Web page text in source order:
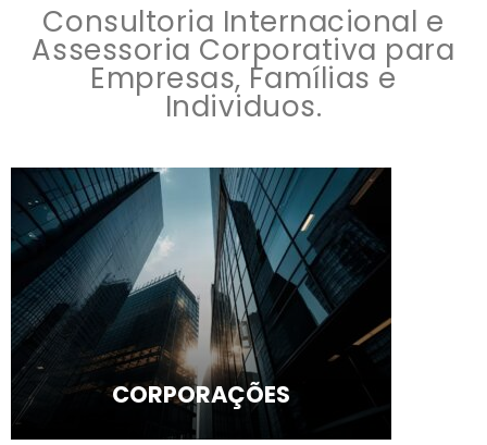
Consultoria Internacional e
Assessoria Corporativa para
Empresas, Famílias e
Individuos.
CORPORAÇÕES